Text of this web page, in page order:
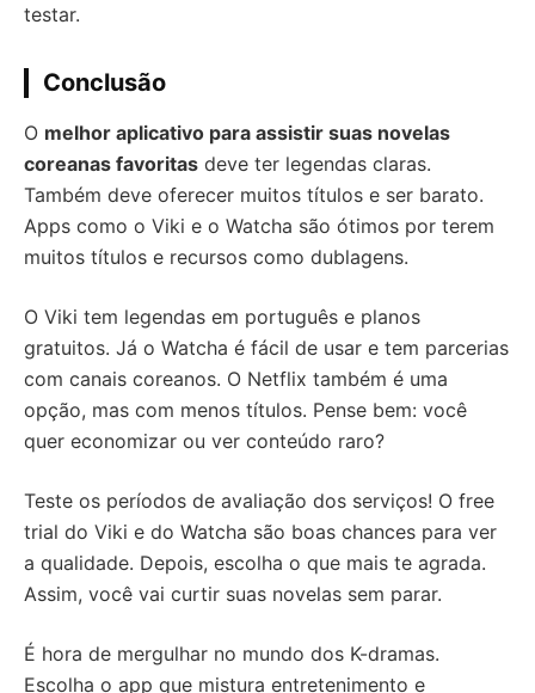
testar.
Conclusão
O melhor aplicativo para assistir suas novelas
coreanas favoritas deve ter legendas claras.
Também deve oferecer muitos títulos e ser barato.
Apps como o Viki e o Watcha são ótimos por terem
muitos títulos e recursos como dublagens.
O Viki tem legendas em português e planos
gratuitos. Já o Watcha é fácil de usar e tem parcerias
com canais coreanos. O Netflix também é uma
opção, mas com menos títulos. Pense bem: você
quer economizar ou ver conteúdo raro?
Teste os períodos de avaliação dos serviços! O free
trial do Viki e do Watcha são boas chances para ver
a qualidade. Depois, escolha o que mais te agrada.
Assim, você vai curtir suas novelas sem parar.
É hora de mergulhar no mundo dos K-dramas.
Escolha o app que mistura entretenimento e